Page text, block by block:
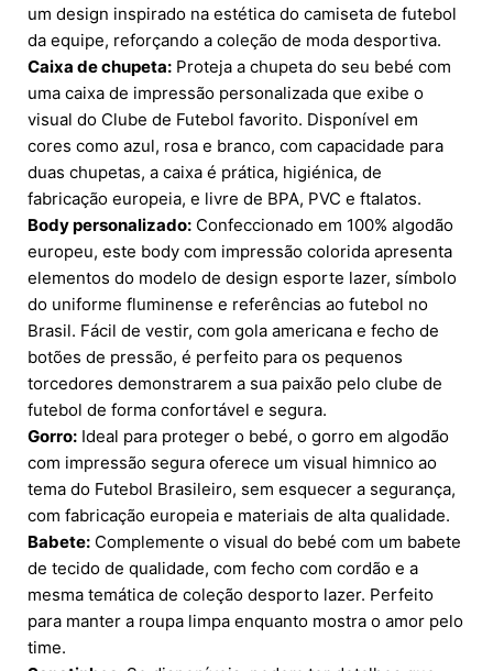
um design inspirado na estética do camiseta de futebol
da equipe, reforçando a coleção de moda desportiva.
Caixa de chupeta: Proteja a chupeta do seu bebé com
uma caixa de impressão personalizada que exibe o
visual do Clube de Futebol favorito. Disponível em
cores como azul, rosa e branco, com capacidade para
duas chupetas, a caixa é prática, higiénica, de
fabricação europeia, e livre de BPA, PVC e ftalatos.
Body personalizado: Confeccionado em 100% algodão
europeu, este body com impressão colorida apresenta
elementos do modelo de design esporte lazer, símbolo
do uniforme fluminense e referências ao futebol no
Brasil. Fácil de vestir, com gola americana e fecho de
botões de pressão, é perfeito para os pequenos
torcedores demonstrarem a sua paixão pelo clube de
futebol de forma confortável e segura.
Gorro: Ideal para proteger o bebé, o gorro em algodão
com impressão segura oferece um visual himnico ao
tema do Futebol Brasileiro, sem esquecer a segurança,
com fabricação europeia e materiais de alta qualidade.
Babete: Complemente o visual do bebé com um babete
de tecido de qualidade, com fecho com cordão e a
mesma temática de coleção desporto lazer. Perfeito
para manter a roupa limpa enquanto mostra o amor pelo
time.